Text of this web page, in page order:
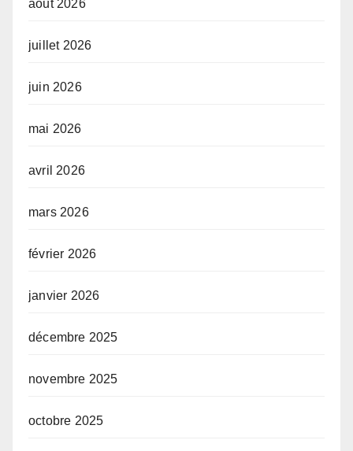
août 2026
juillet 2026
juin 2026
mai 2026
avril 2026
mars 2026
février 2026
janvier 2026
décembre 2025
novembre 2025
octobre 2025